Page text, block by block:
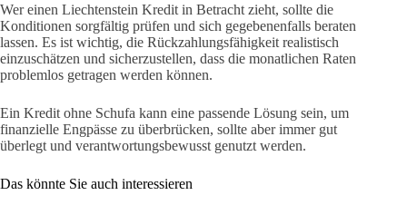
Wer einen Liechtenstein Kredit in Betracht zieht, sollte die
Konditionen sorgfältig prüfen und sich gegebenenfalls beraten
lassen. Es ist wichtig, die Rückzahlungsfähigkeit realistisch
einzuschätzen und sicherzustellen, dass die monatlichen Raten
problemlos getragen werden können.
Ein Kredit ohne Schufa kann eine passende Lösung sein, um
finanzielle Engpässe zu überbrücken, sollte aber immer gut
überlegt und verantwortungsbewusst genutzt werden.
Das könnte Sie auch interessieren